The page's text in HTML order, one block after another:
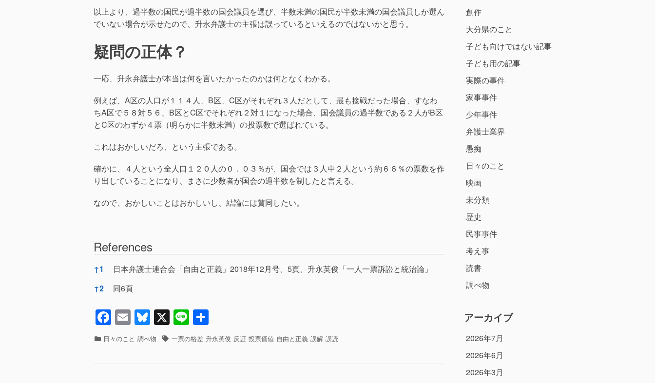
以上より、過半数の国民が過半数の国会議員を選び、半数未満の国民が半数未満の国会議員しか選ん
でいない場合が示せたので、升永弁護士の主張は誤っているといえるのではないかと思う。
疑問の正体？
一応、升永弁護士が本当は何を言いたかったのかは何となくわかる。
例えば、A区の人口が１１４人、B区、C区がそれぞれ３人だとして、最も接戦だった場合、すなわ
ちA区で５８対５６、B区とC区でそれぞれ２対１になった場合、国会議員の過半数である２人がB区
とC区のわずか４票（明らかに半数未満）の投票数で選ばれている。
これはおかしいだろ、という主張である。
確かに、４人という全人口１２０人の０．０３％が、国会では３人中２人という約６６％の票数を作
り出していることになり、まさに少数者が国会の過半数を制したと言える。
なので、おかしいことはおかしいし、結論には賛同したい。
References
References
↑1
日本弁護士連合会「自由と正義」2018年12月号、5頁、升永英俊「一人一票訴訟と統治論」
↑2 同6頁
F
a
c
E
m
ail
Bl
u
e
X Li
n
e
有
カ 日々のこと 調べ物
タ 一票の格差 升永英俊 反証 投票価値 自由と正義 誤解 誤読
創作
大分県のこと
子ども向けではない記事
子ども用の記事
実際の事件
家事事件
少年事件
弁護士業界
愚痴
日々のこと
映画
未分類
歴史
民事事件
考え事
読書
調べ物
アーカイブ
2026年7月
2026年6月
2026年3月